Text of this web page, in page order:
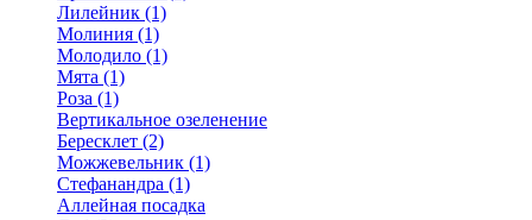
Лилейник (1)
Молиния (1)
Молодило (1)
Мята (1)
Роза (1)
Вертикальное озеленение
Бересклет (2)
Можжевельник (1)
Стефанандра (1)
Аллейная посадка